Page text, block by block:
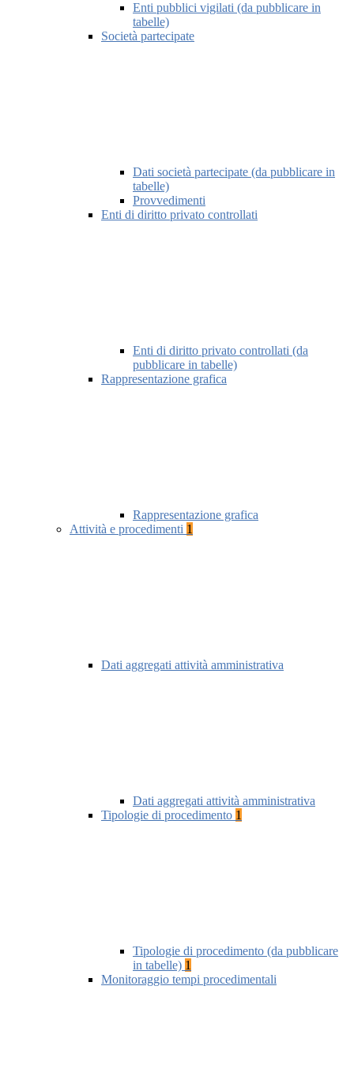
Enti pubblici vigilati (da pubblicare in
tabelle)
Società partecipate
Dati società partecipate (da pubblicare in
tabelle)
Provvedimenti
Enti di diritto privato controllati
Enti di diritto privato controllati (da
pubblicare in tabelle)
Rappresentazione grafica
Rappresentazione grafica
Attività e procedimenti 1
Dati aggregati attività amministrativa
Dati aggregati attività amministrativa
Tipologie di procedimento 1
Tipologie di procedimento (da pubblicare
in tabelle) 1
Monitoraggio tempi procedimentali